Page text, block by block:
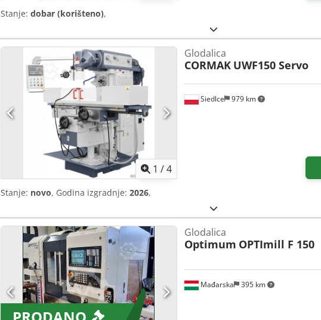
Stanje: dobar (korišteno),
1 /4
Siedlce 979 km
Glodalica
CORMAK UWF150 Servo
Stanje: novo, Godina izgradnje: 2026,
Mađarska 395 km
Glodalica
Optimum OPTImill F 150